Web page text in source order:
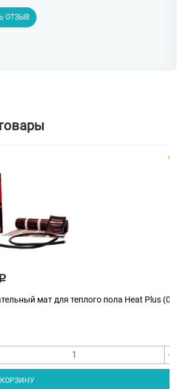
ОТЗЫВ
мат для теплого пола Heat Plus (0.5
+
КОРЗИНУ